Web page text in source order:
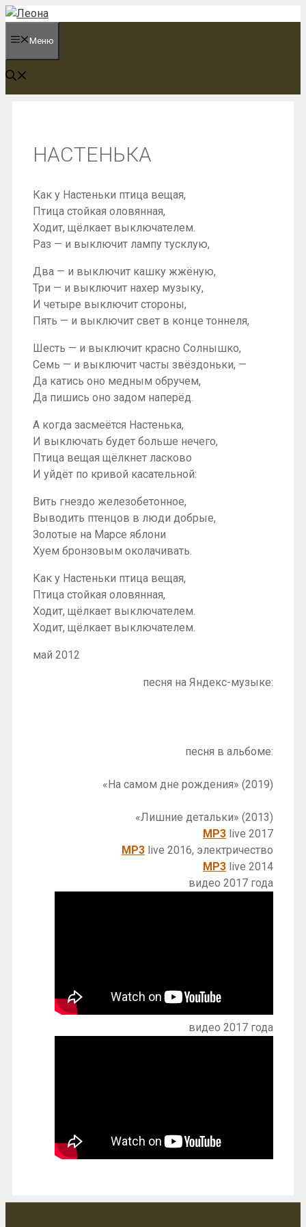
Перейти
содержимому
Меню
НАСТЕНЬКА
Как у Настеньки птица вещая,
Птица стойкая оловянная,
Ходит, щёлкает выключателем.
Раз — и выключит лампу тусклую,
Два — и выключит кашку жжёную,
Три — и выключит нахер музыку,
И четыре выключит стороны,
Пять — и выключит свет в конце тоннеля,
Шесть — и выключит красно Солнышко,
Семь — и выключит часты звёздоньки, —
Да катись оно медным обручем,
Да пишись оно задом наперёд.
А когда засмеётся Настенька,
И выключать будет больше нечего,
Птица вещая щёлкнет ласково
И уйдёт по кривой касательной:
Вить гнездо железобетонное,
Выводить птенцов в люди добрые,
Золотые на Марсе яблони
Хуем бронзовым околачивать.
Как у Настеньки птица вещая,
Птица стойкая оловянная,
Ходит, щёлкает выключателем.
Ходит, щёлкает выключателем.
май 2012
песня на Яндекс-музыке:
песня в альбоме:
«На самом дне рождения» (2019)
«Лишние детальки» (2013)
MP3 live 2017
MP3 live 2016, электричество
MP3 live 2014
видео 2017 года
видео 2017 года